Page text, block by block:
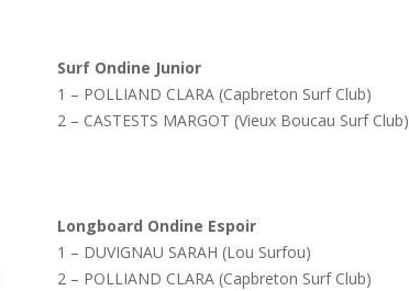
Surf Ondine Junior
1 – POLLIAND CLARA (Capbreton Surf Club)
2 – CASTESTS MARGOT (Vieux Boucau Surf Club)
Longboard Ondine Espoir
1 – DUVIGNAU SARAH (Lou Surfou)
2 – POLLIAND CLARA (Capbreton Surf Club)